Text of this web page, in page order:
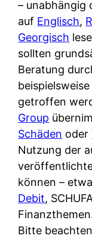
i
r
k
l
i
c
h
?
n
k
t
i
o
n
i
e
r
e
n
r
u
s
s
n
l
i
n
e
:
W
a
s
i
s
t
w
i
r
o
s
:
W
e
n
n
d
e
r
S
c
h
u
t
– unabhängig
auf Englisch,
Georgisch
sollten
Beratung
getroffen
Group
Schäden oder
Nutzung der
können –
Debit,
Bitte